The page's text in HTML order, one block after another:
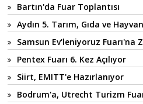
Bartın'da Fuar Toplantısı
Aydın 5. Tarım, Gıda ve
Samsun Ev'leniyoruz Fuarı'na
Pentex Fuarı 6. Kez Açılıyor
Siirt, EMITT'e Hazırlanıyor
Bodrum'a, Utrecht Turizm